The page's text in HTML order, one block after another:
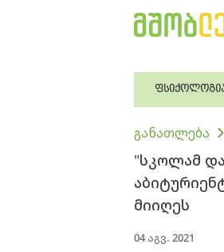
განათლება
"სკოლამ
მიიღეს
04 აგვ. 2021